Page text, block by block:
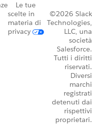
Le tue
scelte in
materia di
privacy
©2026 Slack
Technologies,
LLC, una
società
Salesforce.
Tutti i diritti
riservati.
Diversi
marchi
registrati
detenuti dai
rispettivi
proprietari.